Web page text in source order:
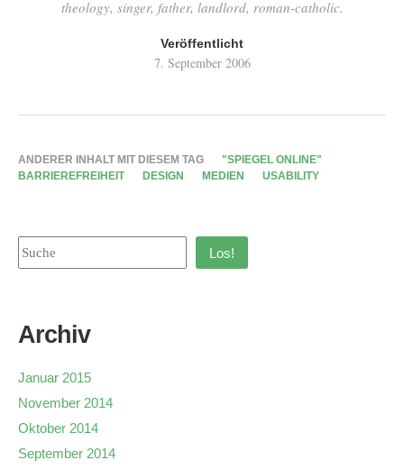
theology, singer, father, landlord, roman-catholic.
Veröffentlicht
7. September 2006
ANDERER INHALT MIT DIESEM TAG
"SPIEGEL ONLINE"
BARRIEREFREIHEIT
DESIGN MEDIEN USABILITY
Los!
Archiv
Januar 2015
November 2014
Oktober 2014
September 2014